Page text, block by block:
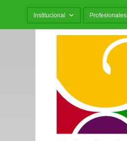
Institucional Profesionales